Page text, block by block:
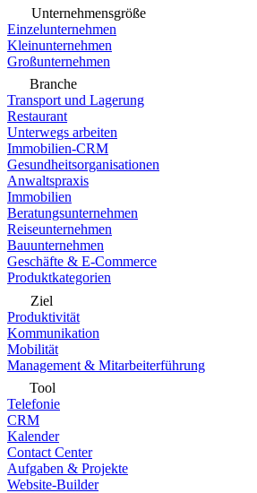
Unternehmensgröße
Einzelunternehmen
Kleinunternehmen
Großunternehmen
Branche
Transport und Lagerung
Restaurant
Unterwegs arbeiten
Immobilien-CRM
Gesundheitsorganisationen
Anwaltspraxis
Immobilien
Beratungsunternehmen
Reiseunternehmen
Bauunternehmen
Geschäfte & E-Commerce
Produktkategorien
Ziel
Produktivität
Kommunikation
Mobilität
Management & Mitarbeiterführung
Tool
Telefonie
CRM
Kalender
Contact Center
Aufgaben & Projekte
Website-Builder